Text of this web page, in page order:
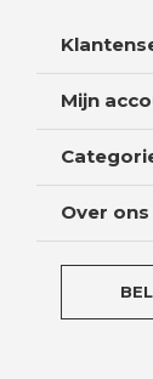
Mijn
Over ons